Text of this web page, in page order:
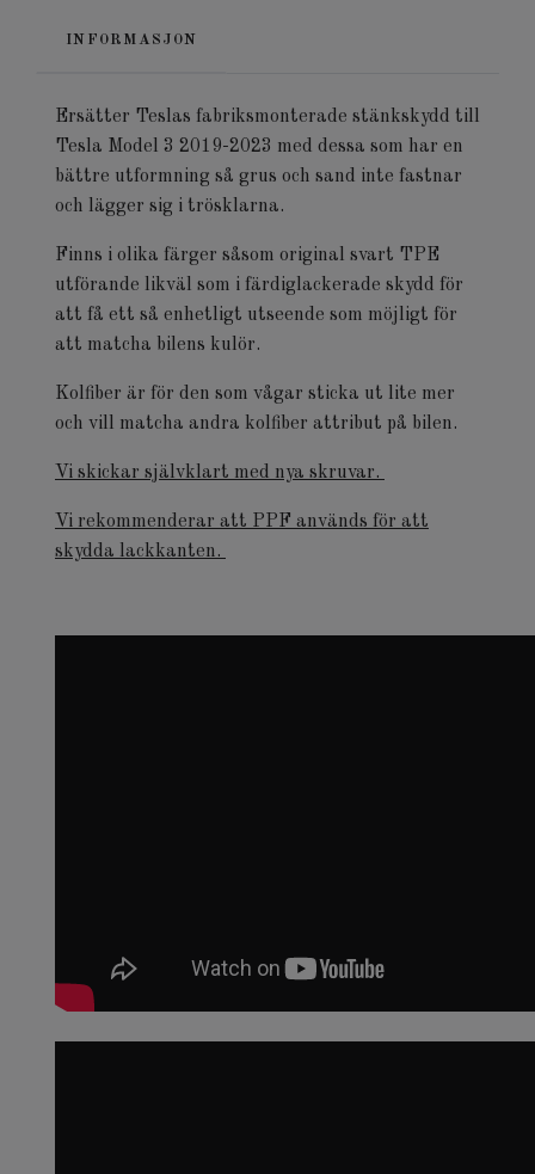
INFORMASJON
Ersätter Teslas fabriksmonterade stänkskydd till
Tesla Model 3 2019-2023 med dessa som har en
bättre utformning så grus och sand inte fastnar
och lägger sig i trösklarna.
Finns i olika färger såsom original svart TPE
utförande likväl som i färdiglackerade skydd för
att få ett så enhetligt utseende som möjligt för
att matcha bilens kulör.
Kolfiber är för den som vågar sticka ut lite mer
och vill matcha andra kolfiber attribut på bilen.
Vi skickar självklart med nya skruvar.
Vi rekommenderar att PPF används för att
skydda lackkanten.